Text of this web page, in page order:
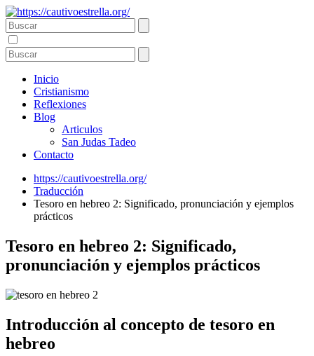
Inicio
Cristianismo
Reflexiones
Blog
Articulos
San Judas Tadeo
Contacto
https://cautivoestrella.org/
Traducción
Tesoro en hebreo 2: Significado, pronunciación y ejemplos
prácticos
Tesoro en hebreo 2: Significado,
pronunciación y ejemplos prácticos
Introducción al concepto de tesoro en
hebreo